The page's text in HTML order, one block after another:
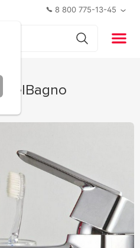
8 800 775-13-45
BelBagno